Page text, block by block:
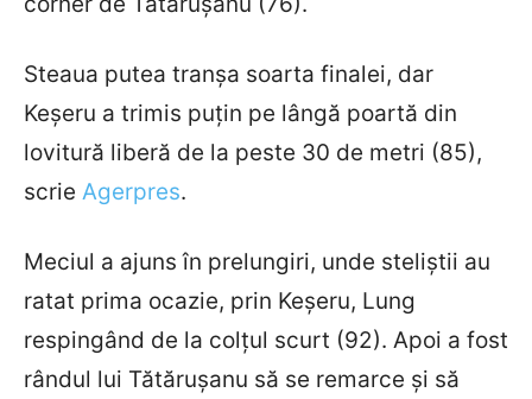
Steaua putea tranșa soarta finalei, dar
Keșeru a trimis puțin pe lângă poartă din
lovitură liberă de la peste 30 de metri (85),
scrie Agerpres.
Meciul a ajuns în prelungiri, unde steliștii au
ratat prima ocazie, prin Keșeru, Lung
respingând de la colțul scurt (92). Apoi a fost
rândul lui Tătărușanu să se remarce și să